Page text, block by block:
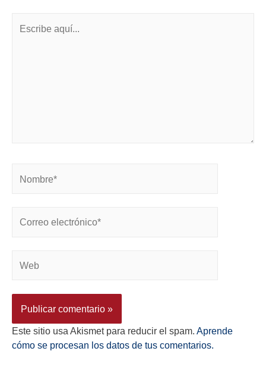
Este sitio usa Akismet para reducir el spam. Aprende
cómo se procesan los datos de tus comentarios.